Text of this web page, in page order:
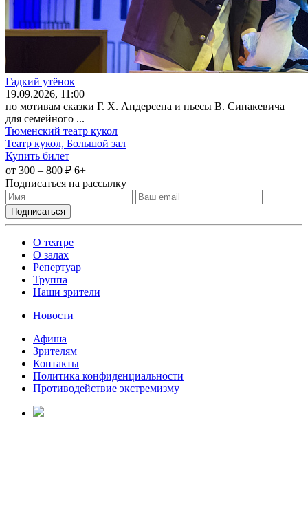
Гадкий утёнок
19.09.2026, 11:00
по мотивам сказки Г. Х. Андерсена и пьесы В. Синакевича
для семейного ...
Тюменский театр кукол
Театр кукол, Большой зал
Купить билет
от 300 – 800 ₽ 6+
Подписаться на рассылку
О театре
О залах
Репертуар
Труппа
Наши зрители
Новости
Афиша
Зрителям
Контакты
Политика конфиденциальности
Противодействие экстремизму